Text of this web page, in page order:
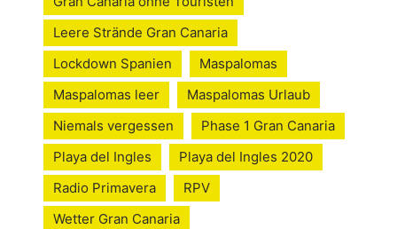
Leere Strände Gran Canaria
Lockdown Spanien
Maspalomas
Maspalomas leer
Maspalomas Urlaub
Niemals vergessen
Phase 1 Gran Canaria
Playa del Ingles
Playa del Ingles 2020
Radio Primavera
RPV
Wetter Gran Canaria